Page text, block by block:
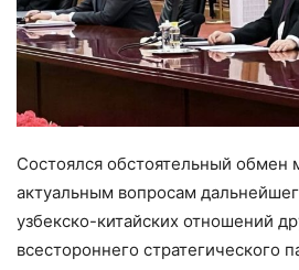
Состоялся обстоятельный обмен
актуальным вопросам
узбекско-китайских отношений
всестороннего стратегического